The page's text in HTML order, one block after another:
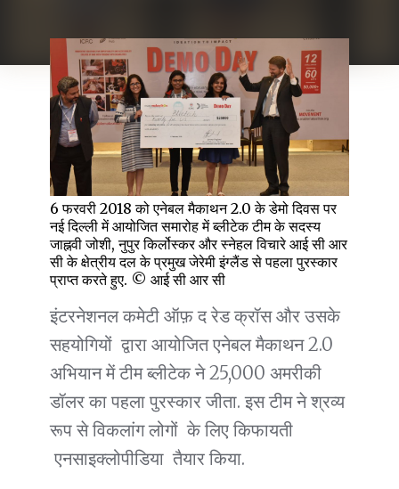
6 फरवरी 2018 को एनेबल मैकाथन 2.0 के डेमो दिवस पर
नई दिल्ली में आयोजित समारोह में ब्लीटेक टीम के सदस्य
जाह्नवी जोशी, नुपुर किर्लोस्कर और स्नेहल विचारे आई सी आर
सी के क्षेत्रीय दल के प्रमुख जेरेमी इंग्लैंड से पहला पुरस्कार
प्राप्त करते हुए. © आई सी आर सी
इंटरनेशनल कमेटी ऑफ़ द रेड क्रॉस और उसके
सहयोगियों द्वारा आयोजित एनेबल मैकाथन 2.0
अभियान में टीम ब्लीटेक ने 25,000 अमरीकी
डॉलर का पहला पुरस्कार जीता. इस टीम ने श्रव्य
रूप से विकलांग लोगों के लिए किफायती
एनसाइक्लोपीडिया तैयार किया.